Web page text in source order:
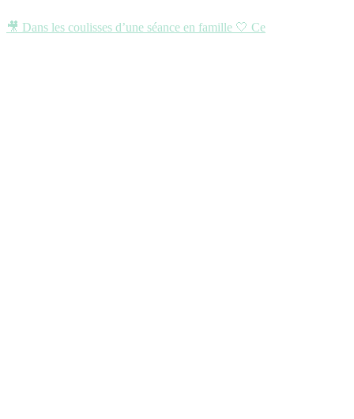
🎥 Dans les coulisses d’une séance en famille 🤍 Ce